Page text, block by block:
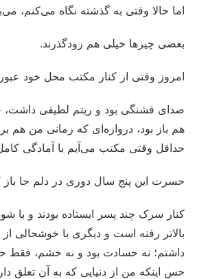
اما حالا وقتی به گذشته نگاه می‌کنم،
بعضی چیزها خیلی هم زود‌گذر‌ند.
امروز وقتی از کنار مکتب محل‌ خود
صدای قشنگی بود و ریتم لطیفی داشت،
هم باز بود، دروازه‌ای که زمانی من
حداقل وقتی مکتب می‌آیم با آمادگی کامل
حسرت این پنج سال دوری در دلم جا باز
کنار سرک چند پسر ایستاده بودند و
بالاتر رفته است و دیگری با
داشتم؛ نه حسادت بود و نه خشم،
حس اینکه من از دنیایی که به آن تعلق